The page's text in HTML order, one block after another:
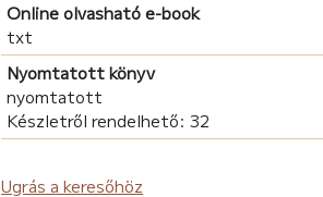
Online olvasható e-book
txt
Nyomtatott könyv
nyomtatott
Készletről rendelhető: 32
Ugrás a keresőhöz